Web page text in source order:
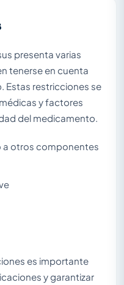
presenta varias
tenerse en cuenta
Estas restricciones se
y factores
del medicamento.
a otros componentes
es importante
y garantizar